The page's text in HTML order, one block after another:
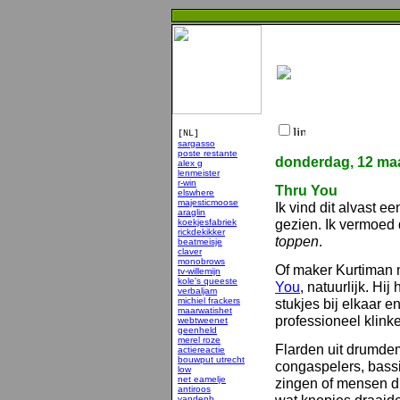
[NL]
sargasso
poste restante
alex g
lenmeister
r-win
elswhere
majesticmoose
araglin
koekjesfabriek
rickdekikker
beatmeisje
claver
monobrows
tv-willemijn
kole's queeste
verbaljam
michiel frackers
maarwatishet
webtweenet
geenheld
merel roze
actiereactie
bouwput utrecht
low
net eamelje
antiroos
donderdag, 12
Thru You
Ik vind dit alvast
gezien. Ik vermoed
toppen.
Of maker
You, natuurlijk. Hij
stukjes bij elkaar
professioneel
Flarden uit
congaspelers,
zingen of mensen